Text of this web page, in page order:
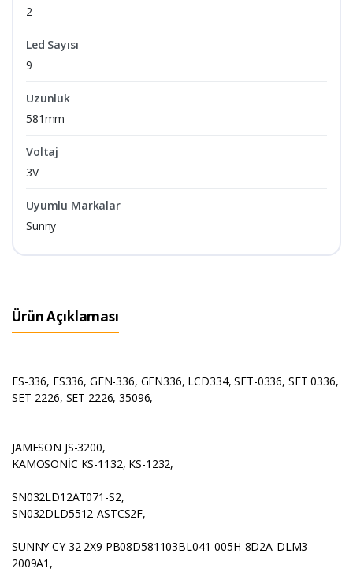
2
Led Sayısı
9
Uzunluk
581mm
Voltaj
3V
Uyumlu Markalar
Sunny
Ürün Açıklaması
ES-336, ES336, GEN-336, GEN336, LCD334, SET-0336, SET 0336,
SET-2226, SET 2226, 35096,
JAMESON JS-3200,
KAMOSONİC KS-1132, KS-1232,
SN032LD12AT071-S2,
SN032DLD5512-ASTCS2F,
SUNNY CY 32 2X9 PB08D581103BL041-005H-8D2A-DLM3-
2009A1,